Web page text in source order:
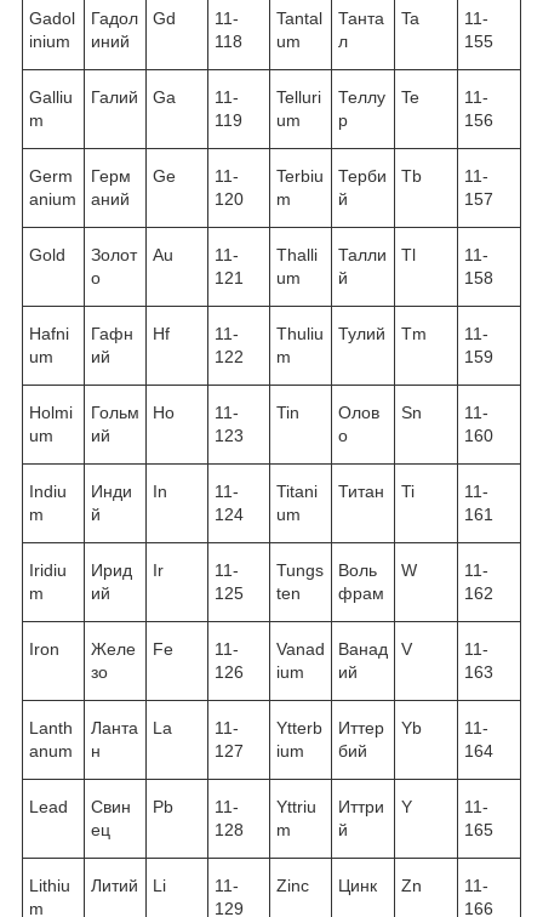
Gadol
inium
Гадол
иний
Gd
11-
118
Tantal
um
Танта
л
Ta
11-
155
Galliu
m
Галий Ga
11-
119
Telluri
um
Теллу
р
Te
11-
156
Germ
anium
Герм
аний
Ge
11-
120
Terbiu
m
Терби
й
Tb
11-
157
Gold
Золот
о
Au
11-
121
Thalli
um
Талли
й
Tl
11-
158
Hafni
um
Гафн
ий
Hf
11-
122
Thuliu
m
Тулий Tm
11-
159
Holmi
um
Гольм
ий
Ho
11-
123
Tin
Олов
о
Sn
11-
160
Indiu
m
Инди
й
In
11-
124
Titani
um
Титан Ti
11-
161
Iridiu
m
Ирид
ий
Ir
11-
125
Tungs
ten
Воль
фрам
W
11-
162
Iron
Желе
зо
Fe
11-
126
Vanad
ium
Ванад
ий
V
11-
163
Lanth
anum
Ланта
н
La
11-
127
Ytterb
ium
Иттер
бий
Yb
11-
164
Lead
Свин
ец
Pb
11-
128
Yttriu
m
Иттри
й
Y
11-
165
Lithiu
m
Литий Li
11-
129
Zinc Цинк Zn
11-
166